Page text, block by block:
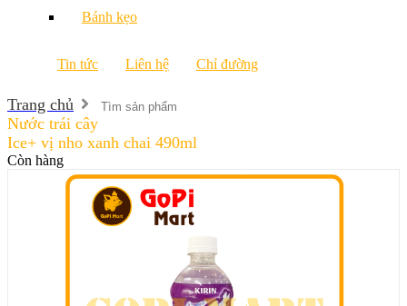
Bánh kẹo
Tin tức Liên hệ Chỉ đường
Trang chủ
Nước trái cây
Ice+ vị nho xanh chai 490ml
Còn hàng